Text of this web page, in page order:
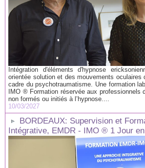
Intégration d'éléments d'hypnose
orientée solution et des mouvements oculaires
cadre du psychotraumatisme. Une formation
IMO ® Formation réservée aux professionnels
non formés ou initiés à l’hypnose....
10/03/2027
BORDEAUX: Supervision et
Intégrative, EMDR - IMO ® 1 Jour